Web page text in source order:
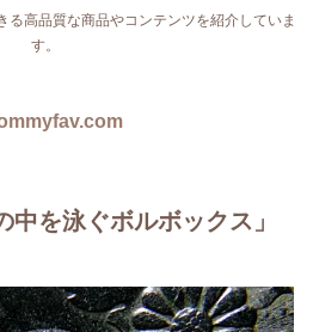
る高品質な商品やコンテンツを紹介していま
す。
を泳ぐボルボックス」